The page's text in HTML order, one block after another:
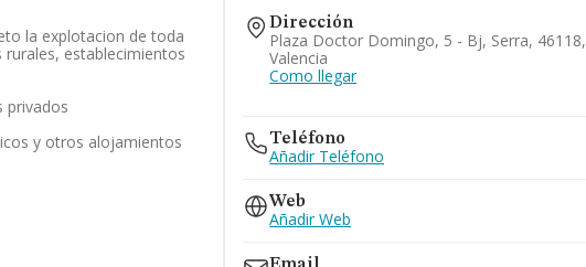
la explotacion de toda
rurales, establecimientos
privados
y otros alojamientos
Dirección
Plaza Doctor Domingo, 5 - Bj, Serra, 46118,
Valencia
Como llegar
Teléfono
Añadir Teléfono
Web
Añadir Web